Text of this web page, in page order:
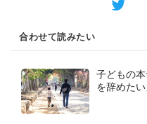
合わせて読みたい
子どもの
を辞めた